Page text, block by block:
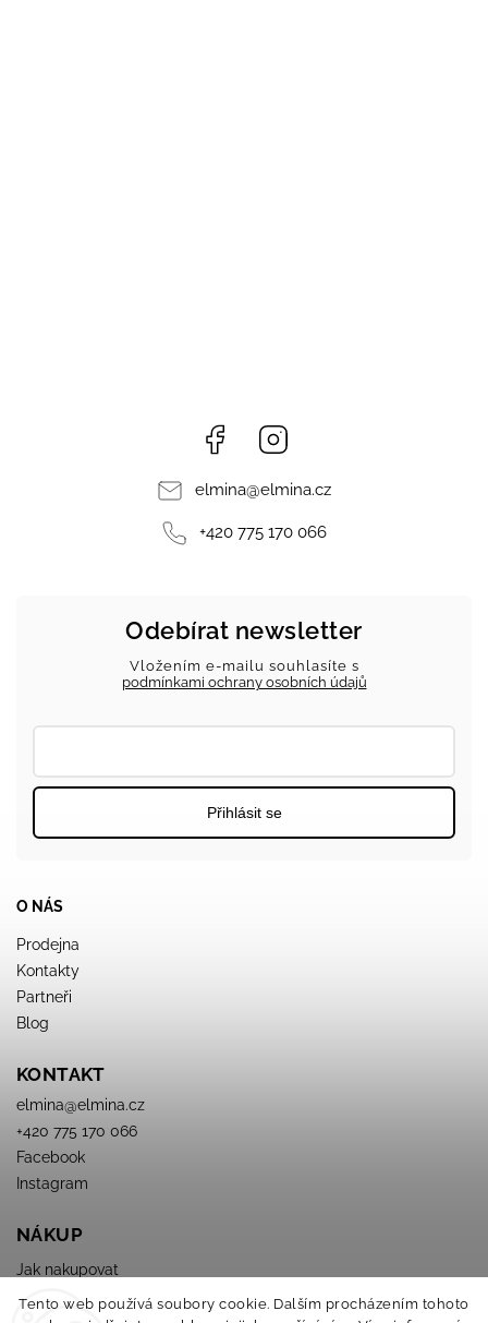
Tento web používá soubory cookie. Dalším procházením tohoto
Facebook
elmina@elmina.cz
+420 775 170 066
O NÁS
Prodejna
Kontakty
Partneři
Blog
KONTAKT
elmina@elmina.cz
+420 775 170 066
Facebook
Instagram
NÁKUP
Jak nakupovat
Obchodné podmienky
Odebírat newsletter
Vložením e-mailu souhlasíte s
podmínkami ochrany osobních údajů
Přihlásit se